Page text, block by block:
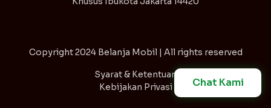
Chat Kami
Copyright2024 Belanja Mobil | All rights reserved
Syarat & Ketentuan
Kebijakan Privasi